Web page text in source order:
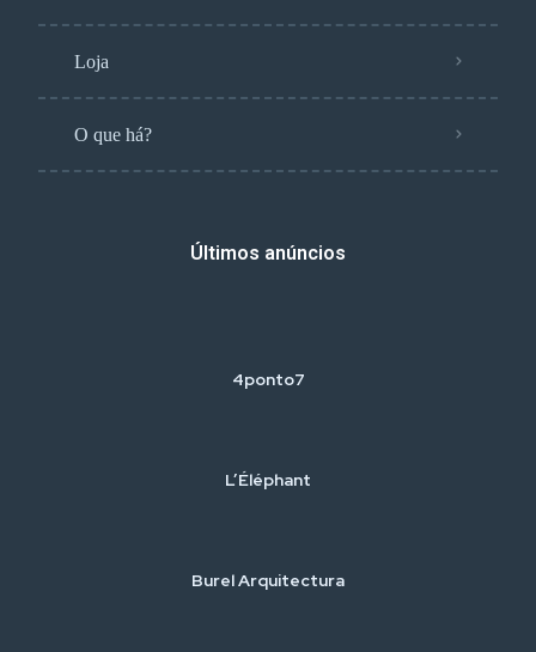
Loja
O que há?
Últimos anúncios
4ponto7
L’Éléphant
Burel Arquitectura